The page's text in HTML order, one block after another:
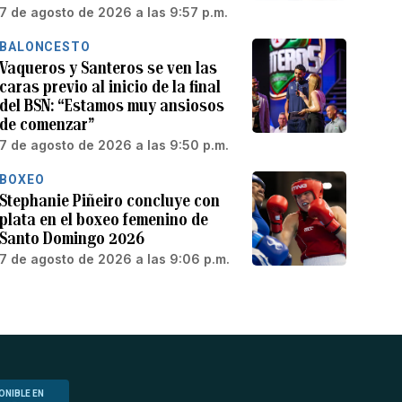
7 de agosto de 2026 a las 9:57 p.m.
BALONCESTO
Vaqueros y Santeros se ven las
caras previo al inicio de la final
del BSN: “Estamos muy ansiosos
de comenzar”
7 de agosto de 2026 a las 9:50 p.m.
BOXEO
Stephanie Piñeiro concluye con
plata en el boxeo femenino de
Santo Domingo 2026
7 de agosto de 2026 a las 9:06 p.m.
EN